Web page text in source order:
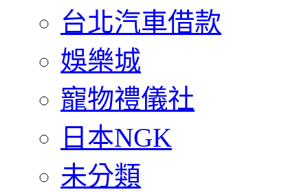
台北汽車借款
娛樂城
寵物禮儀社
日本NGK
未分類